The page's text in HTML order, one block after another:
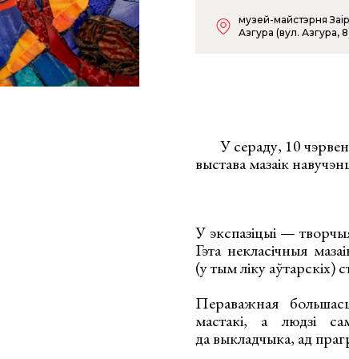
музей-майстэрня
Азгура (вул. Азгура,
У сераду, 10
выстава мазаік
У экспазіцыі —
Гэта некласічныя
(у тым ліку аўтарскіх)
Пераважная
мастакі, а людзі
да выкладчыка, ад